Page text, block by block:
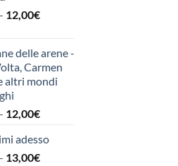
da
15,00€
- 12,00€Fascia
da
6,49€
a
delle arene -
Carmen
altri mondi
- 12,00€Fascia
prezzo:
da
adesso
- 13,00€Fascia